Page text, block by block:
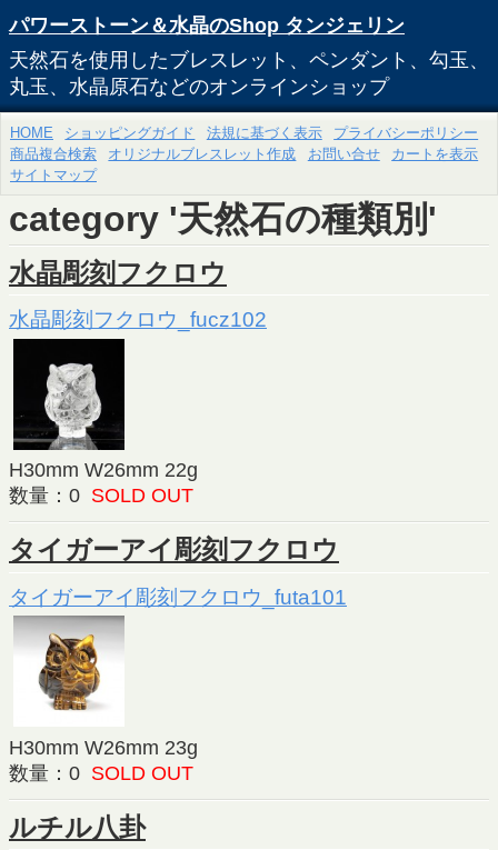
パワーストーン＆水晶のShop タンジェリン
天然石を使用したブレスレット、ペンダント、勾玉、
丸玉、水晶原石などのオンラインショップ
HOME ショッピングガイド 法規に基づく表示
プライバシーポリシー
商品複合検索
オリジナルブレスレット作成 お問い合せ
カートを表示
サイトマップ
category '天然石の種類別'
水晶彫刻フクロウ
水晶彫刻フクロウ_fucz102
H30mm W26mm 22g
数量：0 SOLD OUT
タイガーアイ彫刻フクロウ
タイガーアイ彫刻フクロウ_futa101
H30mm W26mm 23g
数量：0 SOLD OUT
ルチル八卦